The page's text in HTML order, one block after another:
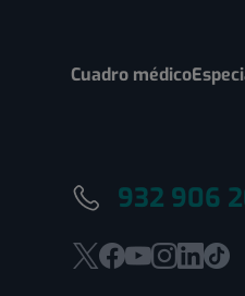
Cuadro médico
932 906